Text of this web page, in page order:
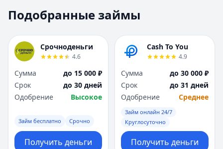
Набережные Челны
Нижний Новгород
Новокузнецк
Новосибирск
Омск
П
Пенза
Пермь
Набережные
Нижний Новгород
Новокузнецк
Новосибирск
Омск
Оренбург
П
Пенза
Пермь
Подобранные займы
Срочноденьги
4.6
Сумма
до 15 000 ₽
Срок
до 30 дней
Одобрение
Высокое
Займ бесплатно Срочно
Получить деньги
Cash To You
4.9
Сумма
до 30 000 ₽
Срок
до 31 дней
Одобрение
Среднее
Займ онлайн 24/7
Круглосуточно
Получить деньги